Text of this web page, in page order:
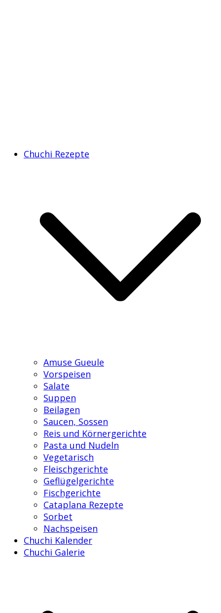
Chuchi Rezepte
Amuse Gueule
Vorspeisen
Salate
Suppen
Beilagen
Saucen, Sossen
Reis und Körnergerichte
Pasta und Nudeln
Vegetarisch
Fleischgerichte
Geflügelgerichte
Fischgerichte
Cataplana Rezepte
Sorbet
Nachspeisen
Chuchi Kalender
Chuchi Galerie